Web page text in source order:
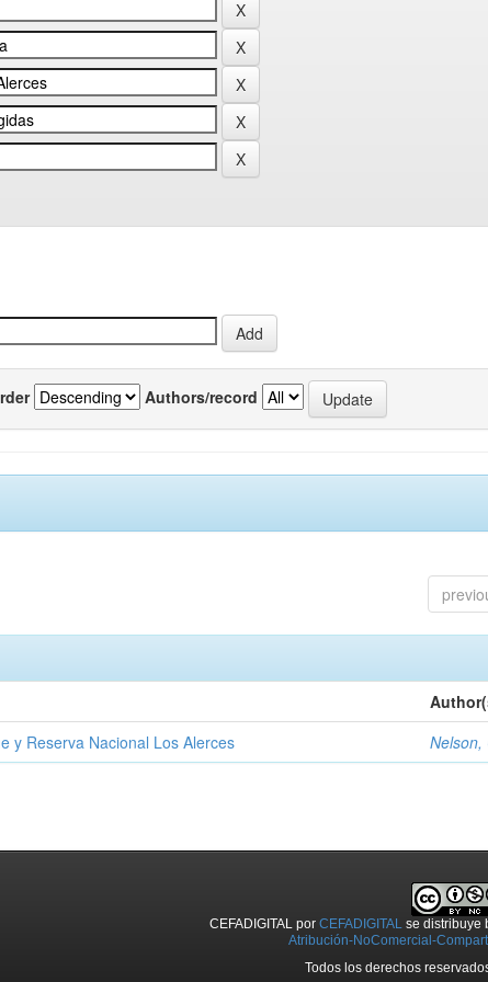
Authors/record
y Reserva Nacional Los Alerces Nelson,
CEFADIGITAL porCEFADIGITAL se distribuye
Atribución-NoComercial-
Todos los derechos